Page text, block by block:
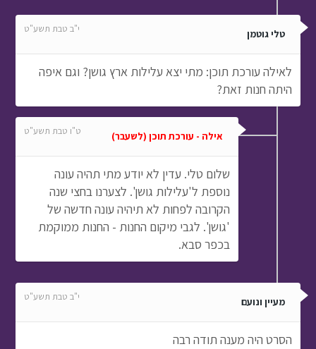
טלי גוטמן י"ב טבת תשע"ט
לאילה עורכת תוכן: מתי יצא עלילות ארץ גושן? וגם איפה
היתה חנות זאת?
אילה - עורכת תוכן (לשעבר) ט"ו טבת תשע"ט
שלום טלי. עדין לא יודע מתי תהיה עונה
נוספת ל'עלילות גושן'. לצערנו בחצי שנה
הקרובה לפחות לא תיהיה עונה חדשה של
'גושן'. לגבי מיקום החנות - החנות ממוקמת
בכפר סבא.
מעיין ונועם י"ב טבת תשע"ט
הסרט היה מענה תודה רבה